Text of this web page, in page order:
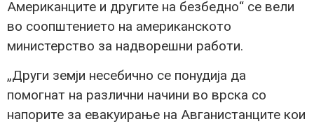
Американците и другите на безбедно“ се вели
во соопштението на американското
министерство за надворешни работи.
„Други земји несебично се понудија да
помогнат на различни начини во врска со
напорите за евакуирање на Авганистанците кои